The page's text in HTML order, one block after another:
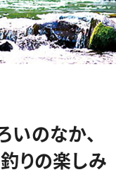
のなか、
りの楽しみ